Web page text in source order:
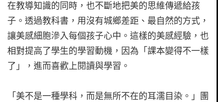
在教導知識的同時，也不斷地把美的思維傳遞給孩
子。透過教科書，用沒有城鄉差距、最自然的方式，
讓美感細胞滲入每個孩子心中。這樣的美感經驗，也
相對提高了學生的學習動機，因為「課本變得不一樣
了」，進而喜歡上閱讀與學習。
「美不是一種學科，而是無所不在的耳濡目染。」團